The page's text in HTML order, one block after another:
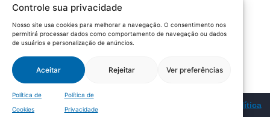
Controle sua privacidade
Nosso site usa cookies para melhorar a navegação. O consentimento nos
permitirá processar dados como comportamento de navegação ou dados
de usuários e personalização de anúncios.
Aceitar Rejeitar Ver preferências
Política de
Cookies
Política de
Privacidade
Rua Silva Jardim, 96 Lajeado, Rio Grande do Sul –
Redes Sociais:
© 2022 – CIC Vale do Taquari |
Política